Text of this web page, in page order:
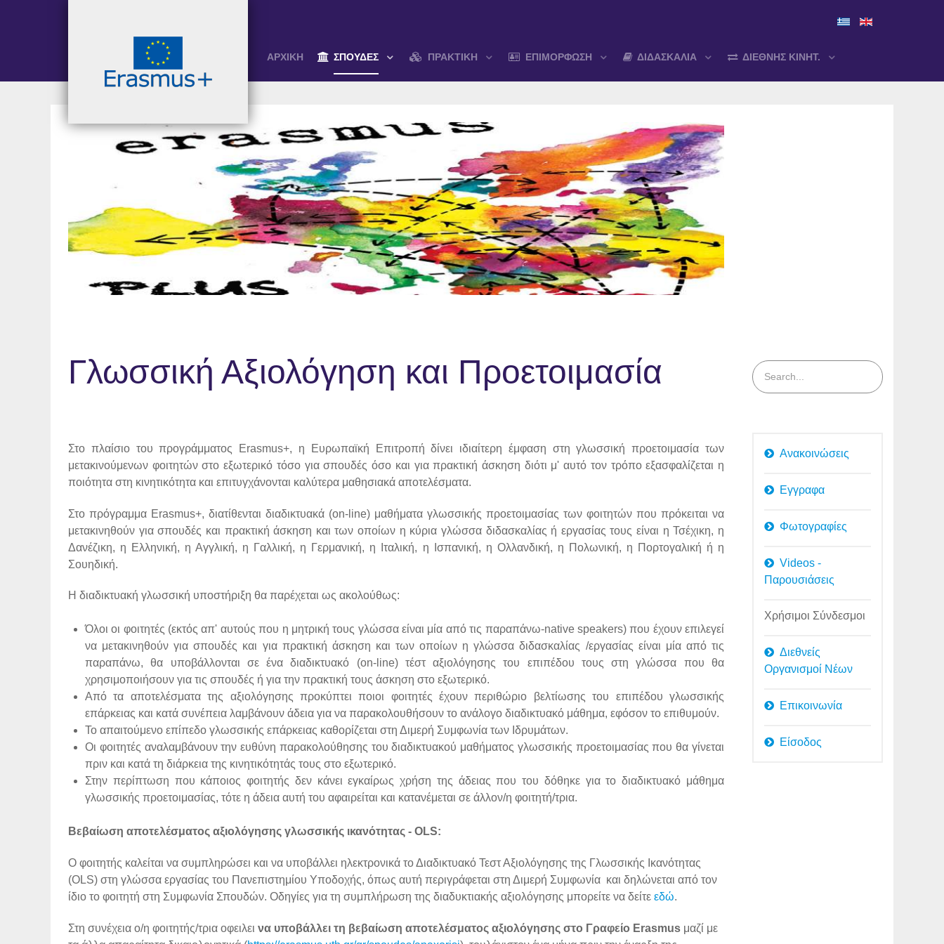
ΑΡΧΙΚΗ ΣΠΟΥΔΕΣ ΠΡΑΚΤΙΚΗ ΕΠΙΜΟΡΦΩΣΗ ΔΙΔΑΣΚΑΛΙΑ ΔΙΕΘΝΗΣ ΚΙΝΗΤ.
Γλωσσική Αξιολόγηση και Προετοιμασία
Στο πλαίσιο του προγράμματος Erasmus+, η Ευρωπαϊκή Επιτροπή δίνει ιδιαίτερη έμφαση στη γλωσσική προετοιμασία των
μετακινούμενων φοιτητών στο εξωτερικό τόσο για σπουδές όσο και για πρακτική άσκηση διότι μ' αυτό τον τρόπο εξασφαλίζεται η
ποιότητα στη κινητικότητα και επιτυγχάνονται καλύτερα μαθησιακά αποτελέσματα.
Στο πρόγραμμα Erasmus+, διατίθενται διαδικτυακά (on-line) μαθήματα γλωσσικής προετοιμασίας των φοιτητών που πρόκειται να
μετακινηθούν για σπουδές και πρακτική άσκηση και των οποίων η κύρια γλώσσα διδασκαλίας ή εργασίας τους είναι η Τσέχικη, η
Δανέζικη, η Ελληνική, η Αγγλική, η Γαλλική, η Γερμανική, η Ιταλική, η Ισπανική, η Ολλανδική, η Πολωνική, η Πορτογαλική ή η
Σουηδική.
Η διαδικτυακή γλωσσική υποστήριξη θα παρέχεται ως ακολούθως:
Όλοι οι φοιτητές (εκτός απ' αυτούς που η μητρική τους γλώσσα είναι μία από τις παραπάνω-native speakers) που έχουν επιλεγεί
να μετακινηθούν για σπουδές και για πρακτική άσκηση και των οποίων η γλώσσα διδασκαλίας /εργασίας είναι μία από τις
παραπάνω, θα υποβάλλονται σε ένα διαδικτυακό (on-line) τέστ αξιολόγησης του επιπέδου τους στη γλώσσα που θα
χρησιμοποιήσουν για τις σπουδές ή για την πρακτική τους άσκηση στο εξωτερικό.
Από τα αποτελέσματα της αξιολόγησης προκύπτει ποιοι φοιτητές έχουν περιθώριο βελτίωσης του επιπέδου γλωσσικής
επάρκειας και κατά συνέπεια λαμβάνουν άδεια για να παρακολουθήσουν το ανάλογο διαδικτυακό μάθημα, εφόσον το επιθυμούν.
Το απαιτούμενο επίπεδο γλωσσικής επάρκειας καθορίζεται στη Διμερή Συμφωνία των Ιδρυμάτων.
Οι φοιτητές αναλαμβάνουν την ευθύνη παρακολούθησης του διαδικτυακού μαθήματος γλωσσικής προετοιμασίας που θα γίνεται
πριν και κατά τη διάρκεια της κινητικότητάς τους στο εξωτερικό.
Στην περίπτωση που κάποιος φοιτητής δεν κάνει εγκαίρως χρήση της άδειας που του δόθηκε για το διαδικτυακό μάθημα
γλωσσικής προετοιμασίας, τότε η άδεια αυτή του αφαιρείται και κατανέμεται σε άλλον/η φοιτητή/τρια.
Βεβαίωση αποτελέσματος αξιολόγησης γλωσσικής ικανότητας - OLS:
Ο φοιτητής καλείται να συμπληρώσει και να υποβάλλει ηλεκτρονικά το Διαδικτυακό Τεστ Αξιολόγησης της Γλωσσικής Ικανότητας
(OLS) στη γλώσσα εργασίας του Πανεπιστημίου Υποδοχής, όπως αυτή περιγράφεται στη Διμερή Συμφωνία και δηλώνεται από τον
ίδιο το φοιτητή στη Συμφωνία Σπουδών. Οδηγίες για τη συμπλήρωση της διαδυκτιακής αξιολόγησης μπορείτε να δείτε εδώ.
Στη συνέχεια ο/η φοιτητής/τρια οφειλει να υποβάλλει τη βεβαίωση αποτελέσματος αξιολόγησης στο Γραφείο Erasmus μαζί με
Ανακοινώσεις
Εγγραφα
Φωτογραφίες
Videos -
Παρουσιάσεις
Χρήσιμοι Σύνδεσμοι
Διεθνείς
Οργανισμοί Νέων
Επικοινωνία
Είσοδος